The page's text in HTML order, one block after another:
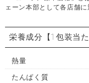
ェーン本部として各店舗
栄養成分 【1包装当た
熱量
たんぱく質